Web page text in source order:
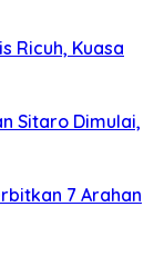
Ricuh, Kuasa
Sitaro Dimulai,
7 Arahan